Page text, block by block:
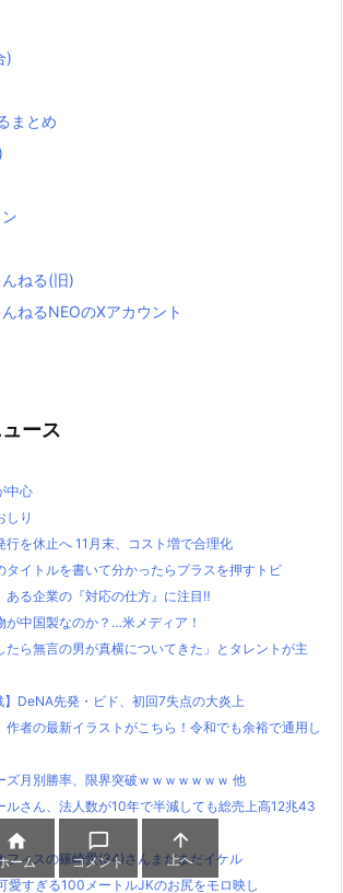
)
まとめ
ねる(旧)
ねるNEOのXアカウント
ース
中心
しり
行を休止へ 11月末、コスト増で合理化
タイトルを書いて分かったらプラスを押すトピ
ある企業の『対応の仕方』に注目‼
が中国製なのか？…米メディア！
たら無言の男が真横についてきた」とタレントが主
】DeNA先発・ビド、初回7失点の大炎上
作者の最新イラストがこちら！令和でも余裕で通用し
ズ月別勝率、限界突破ｗｗｗｗｗｗｗ 他
ルさん、法人数が10年で半減しても総売上高12兆43
フィスの篠崎愛(34)さんまだまだイケル
愛すぎる100メートルJKのお尻をモロ映し

ーム

コメント

上へ